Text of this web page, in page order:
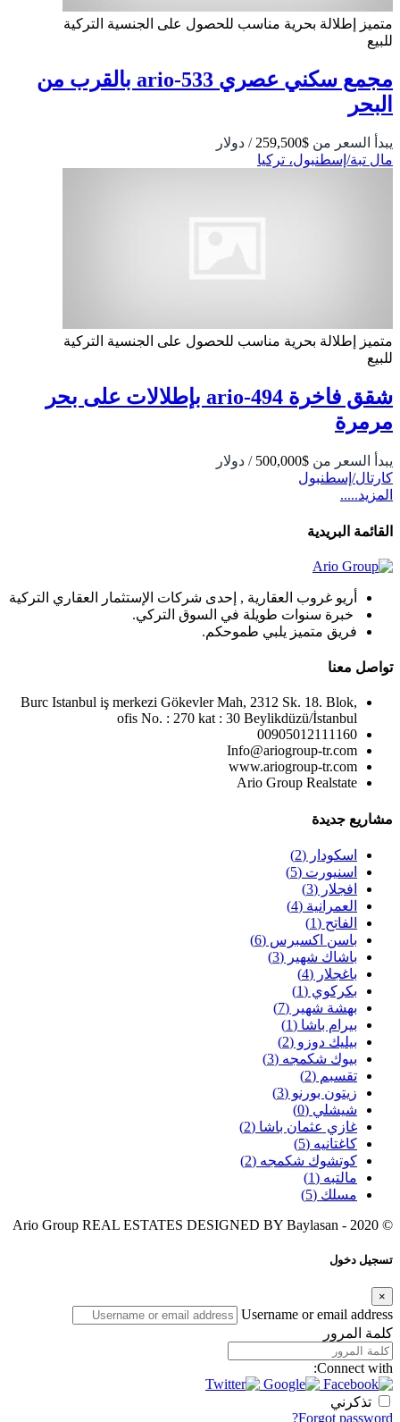
متميز إطلالة بحرية مناسب للحصول على الجنسية التركية
للبيع
مجمع سكني عصري 533-ario بالقرب من
البحر
يبدأ السعر من $259,500
/ دولار
مال تبة/إسطنبول، تركيا
متميز إطلالة بحرية مناسب للحصول على الجنسية التركية
للبيع
شقق فاخرة 494-ario بإطلالات على بحر
مرمرة
يبدأ السعر من $500,000
/ دولار
كارتال/إسطنبول
المزيد.....
القائمة البريدية
أريو غروب العقارية , إحدى شركات الإستثمار العقاري التركية
خبرة سنوات طويلة في السوق التركي.
فريق متميز يلبي طموحكم.
تواصل معنا
Burc Istanbul iş merkezi Gökevler Mah, 2312 Sk. 18. Blok,
ofis No. : 270 kat : 30 Beylikdüzü/İstanbul
00905012111160
Info@ariogroup-tr.com
www.ariogroup-tr.com
Ario Group Realstate
مشاريع جديدة
اسكودار (2)
اسنيورت (5)
افجلار (3)
العمرانية (4)
الفاتح (1)
باسن اكسبرس (6)
باشاك شهير (3)
باغجلار (4)
بكركوي (1)
بهشة شهير (7)
بيرام باشا (1)
بيليك دوزو (2)
بيوك شكمجه (3)
تقسبم (2)
زيتون بورنو (3)
شيشلي (0)
غازي عثمان باشا (2)
كاغتانيه (5)
كوتشوك شكمجه (2)
مالتبه (1)
مسلك (5)
© 2020 - Ario Group REAL ESTATES DESIGNED BY
Baylasan
تسجيل دخول
×
Username or email address
كلمة المرور
Connect with:
تذكرني
Forgot password?